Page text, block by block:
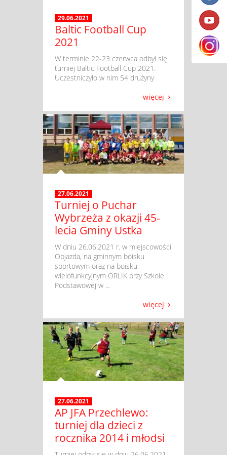
29.06.2021
Baltic Football Cup
2021
​ W terminie 22-23 czerwca odbył się
turniej Baltic Football Cup 2021.
Uczestniczyło w nim 54 drużyny
więcej
27.06.2021
Turniej o Puchar
Wybrzeża z okazji 45-
lecia Gminy Ustka
​ W dniu 26.06.2021 r. w miejscowości
Objazda, na gminnym boisku
sportowym oraz na boisku
wielofunkcyjnym ORLIK przy Szkole
Podstawowej w ...
więcej
27.06.2021
AP JFA Przechlewo:
turniej dla dzieci z
rocznika 2014 i młodsi